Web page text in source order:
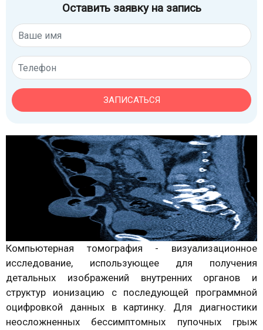
Оставить заявку на запись
ЗАПИСАТЬСЯ
Компьютерная томография - визуализационное
исследование, использующее для получения
детальных изображений внутренних органов и
структур ионизацию с последующей программной
оцифровкой данных в картинку. Для диагностики
неосложненных бессимптомных пупочных грыж